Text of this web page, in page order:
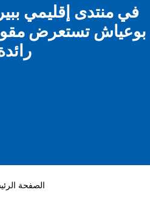
في منتدى إقليمي
بوعياش تستعرض
الصفحة